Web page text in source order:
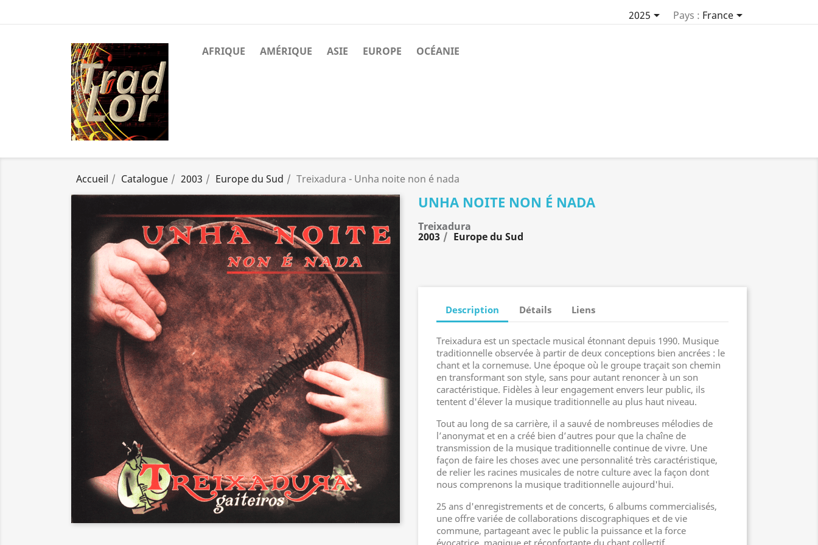
2025 Pays : France
AFRIQUE AMÉRIQUE ASIE EUROPE OCÉANIE
Accueil Catalogue 2003 Europe du Sud Treixadura - Unha noite non é nada
UNHA NOITE NON É NADA
Treixadura
2003 Europe du Sud
Description Détails Liens
Treixadura est un spectacle musical étonnant depuis 1990. Musique
traditionnelle observée à partir de deux conceptions bien ancrées : le
chant et la cornemuse. Une époque où le groupe traçait son chemin
en transformant son style, sans pour autant renoncer à un son
caractéristique. Fidèles à leur engagement envers leur public, ils
tentent d'élever la musique traditionnelle au plus haut niveau.
Tout au long de sa carrière, il a sauvé de nombreuses mélodies de
l’anonymat et en a créé bien d’autres pour que la chaîne de
transmission de la musique traditionnelle continue de vivre. Une
façon de faire les choses avec une personnalité très caractéristique,
de relier les racines musicales de notre culture avec la façon dont
nous comprenons la musique traditionnelle aujourd'hui.
25 ans d'enregistrements et de concerts, 6 albums commercialisés,
une offre variée de collaborations discographiques et de vie
commune, partageant avec le public la puissance et la force
évocatrice, magique et réconfortante du chant collectif.